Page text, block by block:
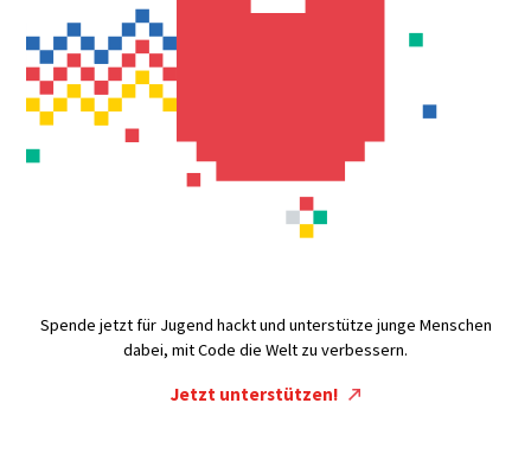
Spende jetzt für Jugend hackt und unterstütze junge Menschen
dabei, mit Code die Welt zu verbessern.
Jetzt unterstützen!